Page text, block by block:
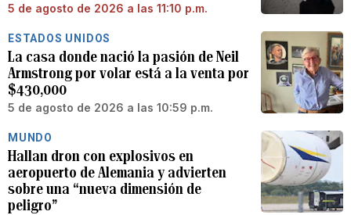
5 de agosto de 2026 a las 11:10 p.m.
ESTADOS UNIDOS
La casa donde nació la pasión de Neil
Armstrong por volar está a la venta por
$430,000
5 de agosto de 2026 a las 10:59 p.m.
MUNDO
Hallan dron con explosivos en
aeropuerto de Alemania y advierten
sobre una “nueva dimensión de
peligro”